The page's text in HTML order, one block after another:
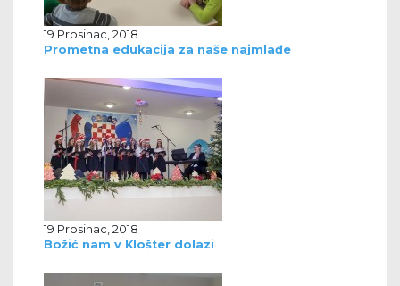
19 Prosinac, 2018
Prometna edukacija za naše najmlađe
19 Prosinac, 2018
Božić nam v Klošter dolazi